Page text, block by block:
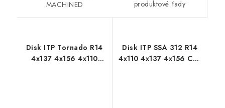
MACHINED
produktové řady
Disk ITP Tornado R14
4x137 4x156 4x110
Disk ITP SSA 312 R14
4x110 4x137 4x156 Can